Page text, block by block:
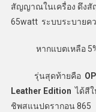
สัญญาณในเครื่อง ดึงสั
65watt ระบบระบายค
หากแบตเหลือ 5%
รุ่นสุดท้ายคือ
Leather Edition ได้สี
ชิพสแนปดรากอน 865